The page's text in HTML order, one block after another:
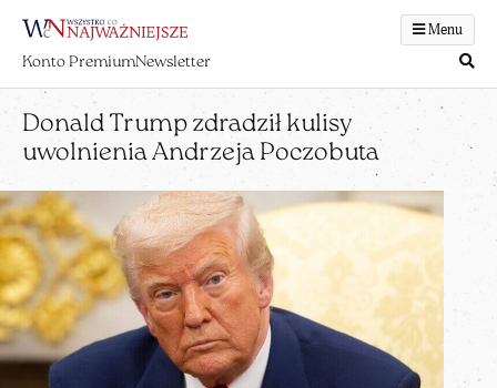
Menu
Konto PremiumNewsletter
Donald Trump zdradził kulisy
uwolnienia Andrzeja Poczobuta